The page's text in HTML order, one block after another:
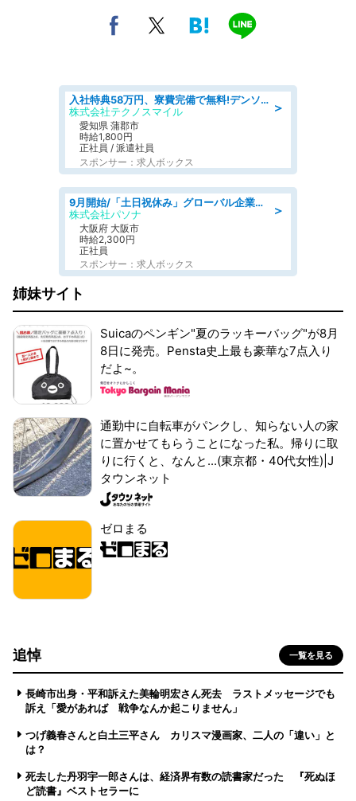
＞
入社特典58万円、寮費完備で無料!デンソーで働こう!自動車工場で小型部品の検査業務 denso aichi
株式会社テクノスマイル
愛知県 蒲郡市
時給1,800円
正社員 / 派遣社員
スポンサー：求人ボックス
＞
9月開始/「土日祝休み」グローバル企業での産業保健のお仕事/保健師/高時給/残業なし/服装自由
株式会社パソナ
大阪府 大阪市
時給2,300円
正社員
スポンサー：求人ボックス
姉妹サイト
Suicaのペンギン"夏のラッキーバッグ"が8月
8日に発売。Pensta史上最も豪華な7点入り
だよ~。
通勤中に自転車がパンクし、知らない人の家
に置かせてもらうことになった私。帰りに取
りに行くと、なんと...(東京都・40代女性)|J
タウンネット
ゼロまる
追悼 一覧を見る
長崎市出身・平和訴えた美輪明宏さん死去 ラストメッセージでも
訴え「愛があれば 戦争なんか起こりません」
つげ義春さんと白土三平さん カリスマ漫画家、二人の「違い」と
は？
死去した丹羽宇一郎さんは、経済界有数の読書家だった 『死ぬほ
ど読書』ベストセラーに